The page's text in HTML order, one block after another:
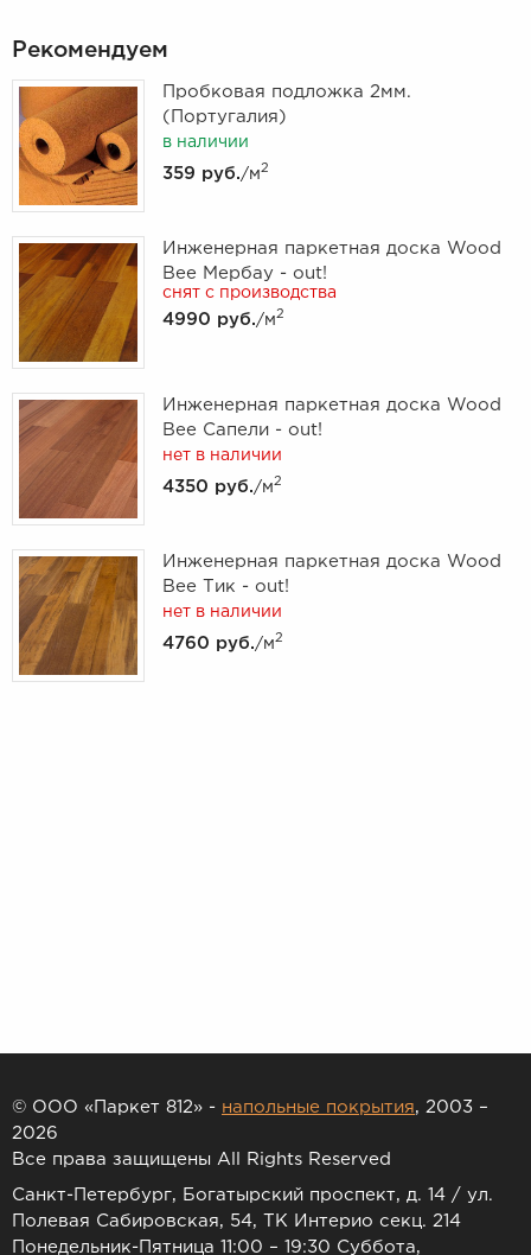
Рекомендуем
Пробковая подложка 2мм.
(Португалия)
в наличии
359 руб./м2
Инженерная паркетная доска Wood
Bee Мербау - out!
снят с производства
4990 руб./м2
Инженерная паркетная доска Wood
Bee Сапели - out!
нет в наличии
4350 руб./м2
Инженерная паркетная доска Wood
Bee Тик - out!
нет в наличии
4760 руб./м2
© ООО «Паркет 812» - напольные покрытия, 2003 –
2026
Все права защищены All Rights Reserved
Санкт-Петербург, Богатырский проспект, д. 14 / ул.
Полевая Сабировская, 54, ТК Интерио секц. 214
Понедельник-Пятница 11:00 – 19:30 Суббота,